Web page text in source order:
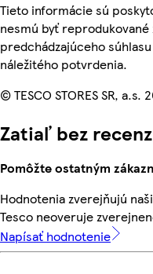
Tieto informácie sú
nesmú byť reprodukované
predchádzajúceho
náležitého potvrdenia.
© TESCO STORES SR, a.s.
Zatiaľ bez
Pomôžte ostatným
Hodnotenia zverejňujú
Tesco neoveruje
Napísať hodnotenie